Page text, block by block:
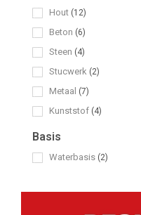
Hout (12)
Beton (6)
Steen (4)
Stucwerk (2)
Metaal (7)
Kunststof (4)
Basis
Waterbasis (2)